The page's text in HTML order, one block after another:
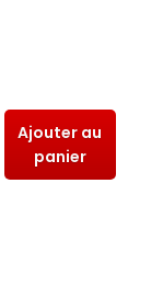
Ajouter au
panier